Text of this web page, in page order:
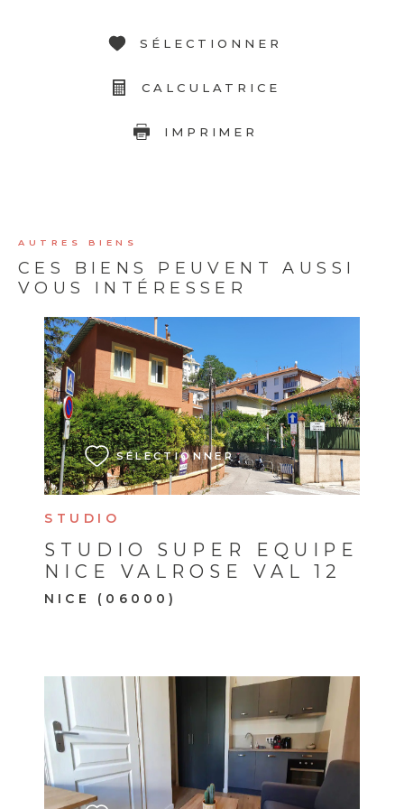
SÉLECTIONNER
CALCULATRICE
IMPRIMER
AUTRES BIENS
CES BIENS PEUVENT AUSSI
VOUS INTÉRESSER
STUDIO
STUDIO SUPER EQUIPE
NICE VALROSE VAL 12
NICE (06000)
SÉLECTIONNER
VOIR LE BIEN
VOIR LE BIEN